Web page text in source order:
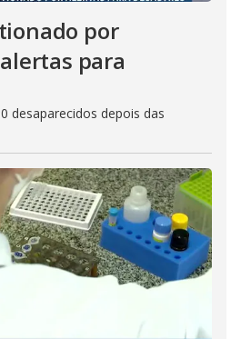
por
para
desaparecidos depois das